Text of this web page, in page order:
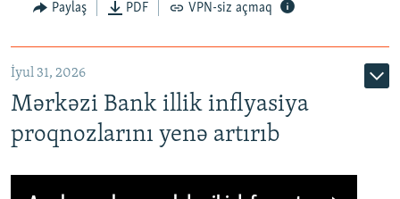
Paylaş PDF VPN-siz açmaq
İyul 31, 2026
Mərkəzi Bank illik inflyasiya
proqnozlarını yenə artırıb